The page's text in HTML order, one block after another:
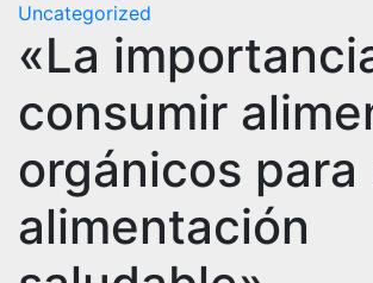
Uncategorized
«La
consumir
orgánicos para
alimentación